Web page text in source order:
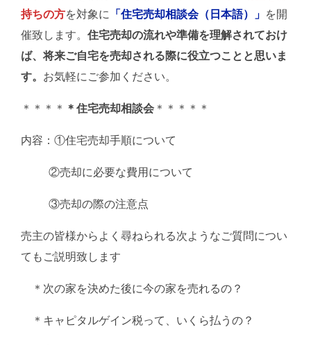
持ちの方を対象に 「住宅売却相談会（日本語）」 を開
催致します。 住宅売却の流れや準備を理解されておけ
ば、将来ご自宅を売却される際に役立つことと思いま
す。 お気軽にご参加ください。
＊＊＊＊ ＊住宅売却相談会 ＊＊＊＊＊
内容：①住宅売却手順について
②売却に必要な費用について
③売却の際の注意点
売主の皆様からよく尋ねられる次ようなご質問につい
てもご説明致します
＊次の家を決めた後に今の家を売れるの？
＊キャピタルゲイン税って、いくら払うの？